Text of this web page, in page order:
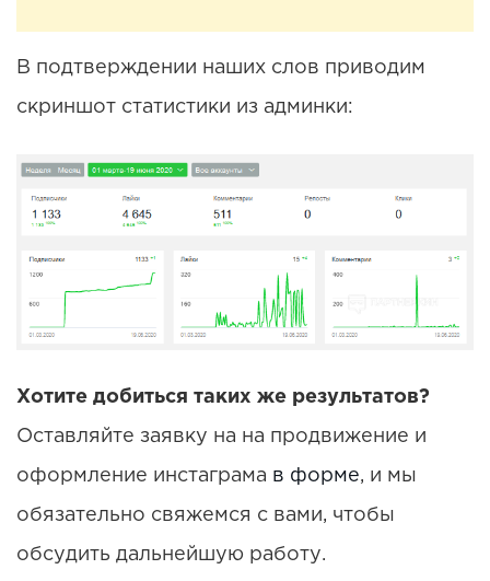
В подтверждении наших слов приводим
скриншот статистики из админки:
Хотите добиться таких же результатов?
Оставляйте заявку на на продвижение и
оформление инстаграма в форме, и мы
обязательно свяжемся с вами, чтобы
обсудить дальнейшую работу.